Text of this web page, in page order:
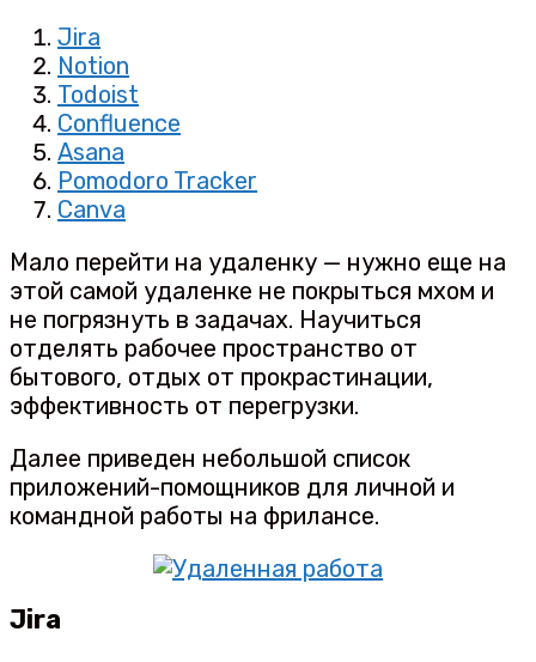
Jira
Notion
Todoist
Confluence
Asana
Pomodoro Tracker
Canva
Мало перейти на удаленку — нужно еще на
этой самой удаленке не покрыться мхом и
не погрязнуть в задачах. Научиться
отделять рабочее пространство от
бытового, отдых от прокрастинации,
эффективность от перегрузки.
Далее приведен небольшой список
приложений-помощников для личной и
командной работы на фрилансе.
Jira